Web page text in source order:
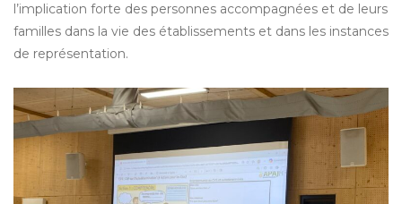
l’implication forte des personnes accompagnées et de leurs
familles dans la vie des établissements et dans les instances
de représentation.